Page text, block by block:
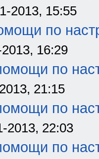
2013, 15:55
по
16:29
по
21:15
по
2013, 22:03
по